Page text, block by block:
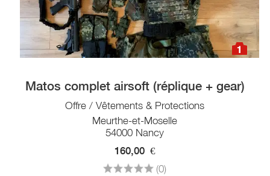
1
Matos complet airsoft (réplique + gear)
Offre / Vêtements & Protections
Meurthe-et-Moselle
54000 Nancy
160,00 €
(0)